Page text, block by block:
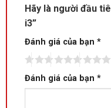
Hãy là người đầu
i3”
Đánh giá của bạn *
Đánh giá của bạn *